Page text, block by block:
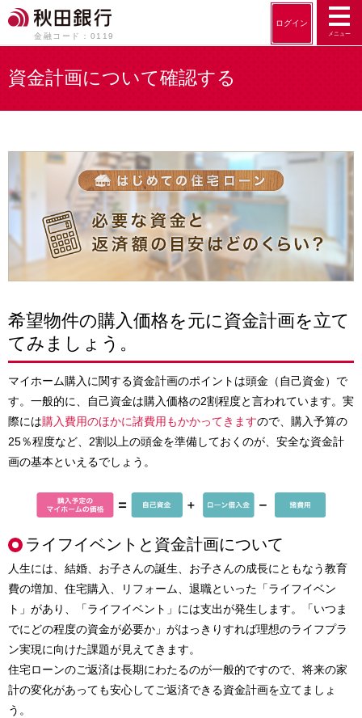
メニュー
ログイン
金融コード：0119
資金計画について確認する
希望物件の購入価格を元に資金計画を立て
てみましょう。
マイホーム購入に関する資金計画のポイントは頭金（自己資金）で
す。一般的に、自己資金は購入価格の2割程度と言われています。実
際には購入費用のほかに諸費用もかかってきますので、購入予算の
25％程度など、2割以上の頭金を準備しておくのが、安全な資金計
画の基本といえるでしょう。
ライフイベントと資金計画について
人生には、結婚、お子さんの誕生、お子さんの成長にともなう教育
費の増加、住宅購入、リフォーム、退職といった「ライフイベン
ト」があり、「ライフイベント」には支出が発生します。「いつま
でにどの程度の資金が必要か」がはっきりすれば理想のライフプラ
ン実現に向けた課題が見えてきます。
住宅ローンのご返済は長期にわたるのが一般的ですので、将来の家
計の変化があっても安心してご返済できる資金計画を立てましょ
う。